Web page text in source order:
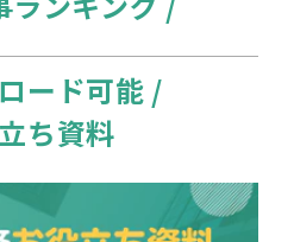
ード可能 /
ち資料